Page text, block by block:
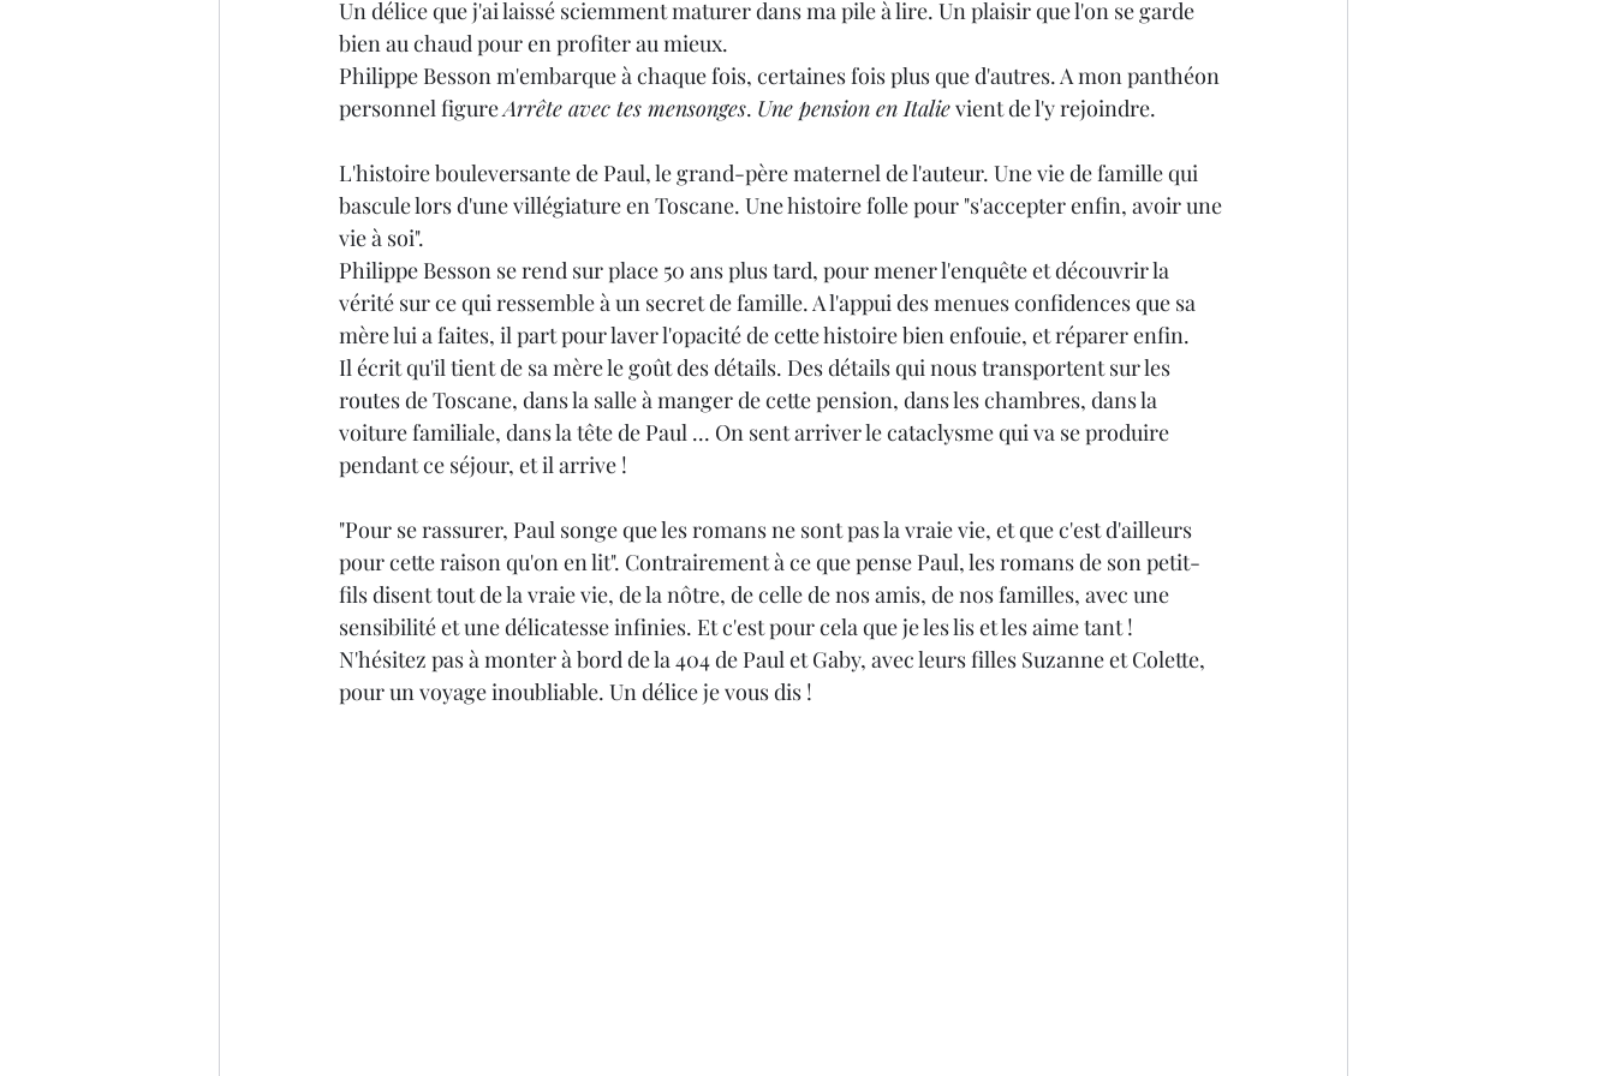
Thriller Salon du livre Noël 2023 Book Haul
Un délice que j'ai laissé sciemment maturer dans ma pile à lire. Un plaisir que l'on se garde
bien au chaud pour en profiter au mieux.
Philippe Besson m'embarque à chaque fois, certaines fois plus que d'autres. A mon panthéon
personnel figure Arrête avec tes mensonges. Une pension en Italie vient de l'y rejoindre.
L'histoire bouleversante de Paul, le grand-père maternel de l'auteur. Une vie de famille qui
bascule lors d'une villégiature en Toscane. Une histoire folle pour "s'accepter enfin, avoir une
vie à soi".
Philippe Besson se rend sur place 50 ans plus tard, pour mener l'enquête et découvrir la
vérité sur ce qui ressemble à un secret de famille. A l'appui des menues confidences que sa
mère lui a faites, il part pour laver l'opacité de cette histoire bien enfouie, et réparer enfin.
Il écrit qu'il tient de sa mère le goût des détails. Des détails qui nous transportent sur les
routes de Toscane, dans la salle à manger de cette pension, dans les chambres, dans la
voiture familiale, dans la tête de Paul ... On sent arriver le cataclysme qui va se produire
pendant ce séjour, et il arrive !
"Pour se rassurer, Paul songe que les romans ne sont pas la vraie vie, et que c'est d'ailleurs
pour cette raison qu'on en lit". Contrairement à ce que pense Paul, les romans de son petit-
fils disent tout de la vraie vie, de la nôtre, de celle de nos amis, de nos familles, avec une
sensibilité et une délicatesse infinies. Et c'est pour cela que je les lis et les aime tant !
N'hésitez pas à monter à bord de la 404 de Paul et Gaby, avec leurs filles Suzanne et Colette,
pour un voyage inoubliable. Un délice je vous dis !